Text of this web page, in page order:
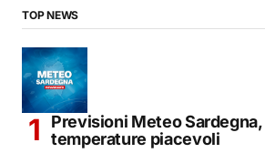
TOP NEWS
Previsioni Meteo
temperature piacevoli